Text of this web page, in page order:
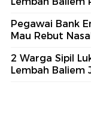
Pegawai Bank
Mau Rebut
2 Warga Sipil
Lembah Baliem